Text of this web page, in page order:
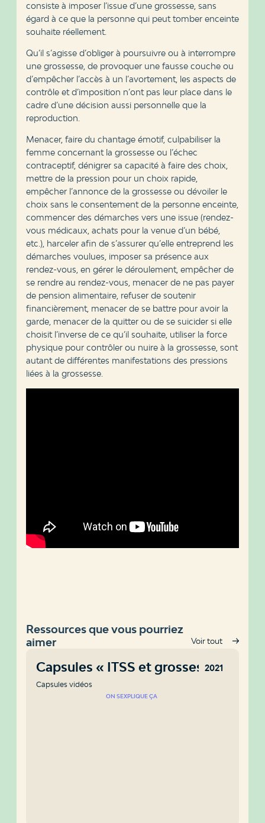
consiste à imposer l’issue d’une grossesse, sans
égard à ce que la personne qui peut tomber enceinte
souhaite réellement.
Qu’il s’agisse d’obliger à poursuivre ou à interrompre
une grossesse, de provoquer une fausse couche ou
d’empêcher l’accès à un l’avortement, les aspects de
contrôle et d’imposition n’ont pas leur place dans le
cadre d’une décision aussi personnelle que la
reproduction.
Menacer, faire du chantage émotif, culpabiliser la
femme concernant la grossesse ou l’échec
contraceptif, dénigrer sa capacité à faire des choix,
mettre de la pression pour un choix rapide,
empêcher l’annonce de la grossesse ou dévoiler le
choix sans le consentement de la personne enceinte,
commencer des démarches vers une issue (rendez-
vous médicaux, achats pour la venue d’un bébé,
etc.), harceler afin de s’assurer qu’elle entreprend les
démarches voulues, imposer sa présence aux
rendez-vous, en gérer le déroulement, empêcher de
se rendre au rendez-vous, menacer de ne pas payer
de pension alimentaire, refuser de soutenir
financièrement, menacer de se battre pour avoir la
garde, menacer de la quitter ou de se suicider si elle
choisit l’inverse de ce qu’il souhaite, utiliser la force
physique pour contrôler ou nuire à la grossesse, sont
autant de différentes manifestations des pressions
liées à la grossesse.
Ressources que vous pourriez
aimer
Voir tout
2021
Capsules « ITSS et grossesse »
Capsules vidéos
ON SEXPLIQUE ÇA